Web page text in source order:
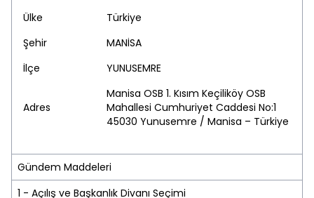
Ülke
Türkiye
Şehir
MANİSA
İlçe
YUNUSEMRE
Adres
Manisa OSB 1. Kısım Keçiliköy OSB
Mahallesi Cumhuriyet Caddesi No:1
45030 Yunusemre / Manisa – Türkiye
Gündem Maddeleri
1 - Açılış ve Başkanlık Divanı Seçimi